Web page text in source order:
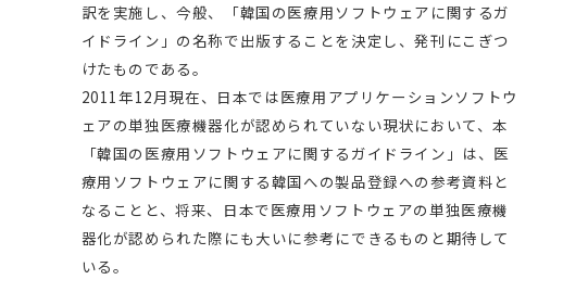
訳を実施し、今般、「韓国の医療用ソフトウェアに関するガ
イドライン」の名称で出版することを決定し、発刊にこぎつ
けたものである。
2011年12月現在、日本では医療用アプリケーションソフトウ
ェアの単独医療機器化が認められていない現状において、本
「韓国の医療用ソフトウェアに関するガイドライン」は、医
療用ソフトウェアに関する韓国への製品登録への参考資料と
なることと、将来、日本で医療用ソフトウェアの単独医療機
器化が認められた際にも大いに参考にできるものと期待して
いる。